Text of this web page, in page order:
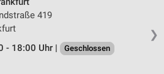
❯
419
- 18:00 Uhr |
Geschlossen